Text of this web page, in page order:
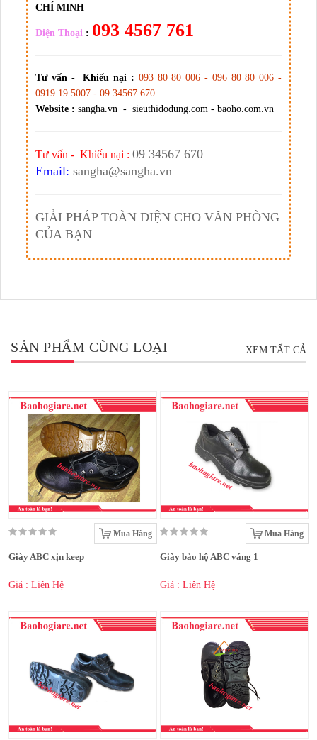
CHÍ MINH
Điện Thoại : 093 4567 761
Tư vấn - Khiếu nại : 093 80 80 006 - 096 80 80 006 -
0919 19 5007 - 09 34567 670
Website : sangha.vn - sieuthidodung.com - baoho.com.vn
Tư vấn - Khiếu nại : 09 34567 670
Email: sangha@sangha.vn
GIẢI PHÁP TOÀN DIỆN CHO VĂN PHÒNG
CỦA BẠN
SẢN PHẨM CÙNG LOẠI XEM TẤT CẢ
Mua Hàng
Giày ABC xịn keep
Giá : Liên Hệ
Mua Hàng
Giày bảo hộ ABC váng 1
Giá : Liên Hệ